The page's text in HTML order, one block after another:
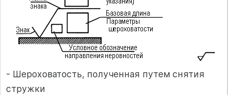
- Шероховатость, полученная путем снятия
стружки